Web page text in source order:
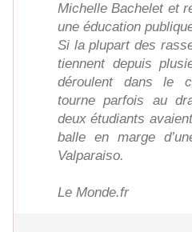
Michelle Bachelet et
une éducation
Si la plupart des
tiennent depuis
déroulent dans le
tourne parfois au
deux étudiants
balle en marge
Valparaiso.
Le Monde.fr